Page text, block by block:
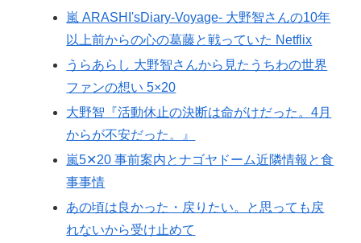
嵐 ARASHI'sDiary-Voyage- 大野智さんの10年
以上前からの心の葛藤と戦っていた Netflix
うらあらし 大野智さんから見たうちわの世界
ファンの想い 5×20
大野智『活動休止の決断は命がけだった。4月
からが不安だった。』
嵐5✕20 事前案内とナゴヤドーム近隣情報と食
事事情
あの頃は良かった・戻りたい。と思っても戻
れないから受け止めて